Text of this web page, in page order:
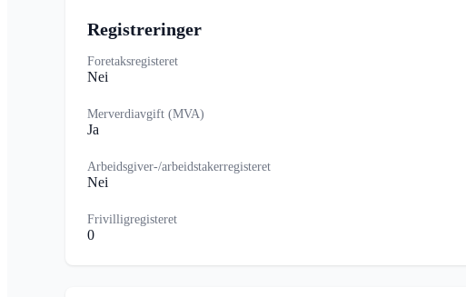
Registreringer
Foretaksregisteret
Nei
Merverdiavgift (MVA)
Ja
Arbeidsgiver-/arbeidstakerregisteret
Nei
Frivilligregisteret
0